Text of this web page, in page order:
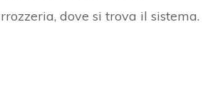
dove si trova il sistema.